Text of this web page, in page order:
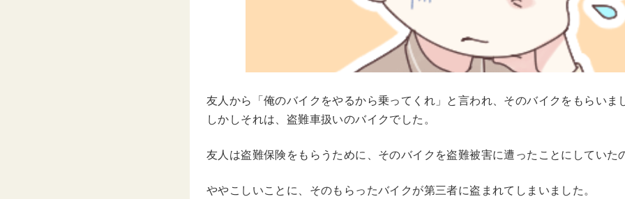
友人から「俺のバイクをやるから乗ってくれ」と言われ、そのバイクをもらいま
しかしそれは、盗難車扱いのバイクでした。
友人は盗難保険をもらうために、そのバイクを盗難被害に遭ったことにしていた
ややこしいことに、そのもらったバイクが第三者に盗まれてしまいました。